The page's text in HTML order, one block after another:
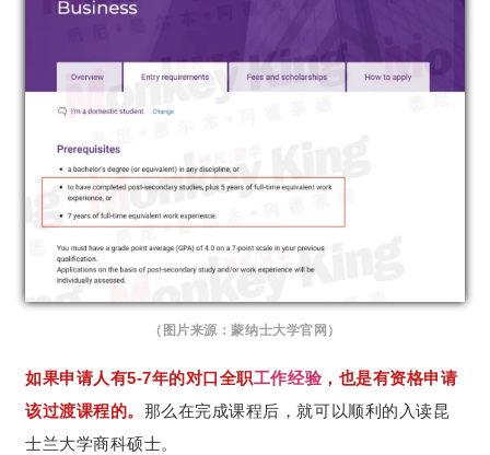
（图片来源：蒙纳士大学官网）
如果申请人有5-7年的对口全职工作经验，也是有资格申请
该过渡课程的。 那么在完成课程后，就可以顺利的入读昆
士兰大学商科硕士。